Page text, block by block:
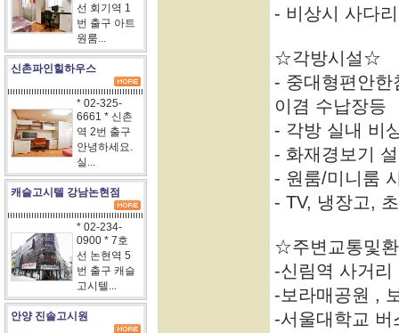
선 회기역 1
번 출구 아트
원룸...
신촌파인힐하우스
* 02-325-
6661 * 신촌
역 2번 출구
안녕하세요.
실...
캐슬고시텔 강남논현점
* 02-234-
0900 * 7호
선 논현역 5
번 출구 캐슬
고시텔...
안양 진솔고시원
- 비상시 사다
☆각방시설☆
- 중대형편안
이겸 수납장등
- 각방 실내 비
- 화재경보기
- 원룸/미니룸
- TV, 냉장고,
☆주변교통및
-신림역 사거리
-보라매공원 ,
-서울대학교 버